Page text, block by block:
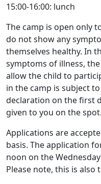
15:00-16:00: lunch
The camp is open only
do not show any
themselves healthy. In
symptoms of illness,
allow the child to
in the camp is subject
declaration on the first
given to you on the spot.
Applications are
basis. The application
noon on the
Please note, this is